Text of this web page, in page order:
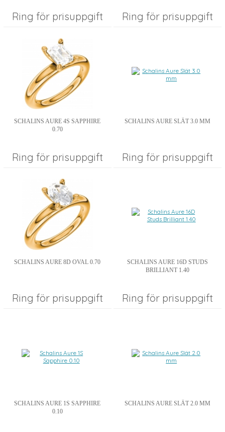
Ring för prisuppgift Ring för prisuppgift
SCHALINS AURE 4S SAPPHIRE
0.70
Ring för prisuppgift
SCHALINS AURE SLÄT 3.0 MM
Ring för prisuppgift
SCHALINS AURE 8D OVAL 0.70
Ring för prisuppgift
SCHALINS AURE 16D STUDS
BRILLIANT 1.40
Ring för prisuppgift
SCHALINS AURE 1S SAPPHIRE
0.10
SCHALINS AURE SLÄT 2.0 MM